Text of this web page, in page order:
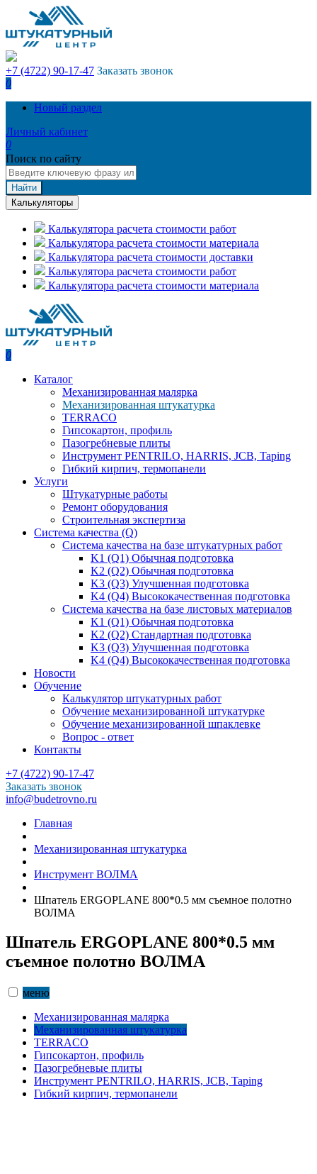
+7 (4722) 90-17-47 Заказать звонок
0
Новый раздел
Личный кабинет
0
Поиск по сайту
Найти
Калькуляторы
Калькулятора расчета стоимости работ
Калькулятора расчета стоимости материала
Калькулятора расчета стоимости доставки
Калькулятора расчета стоимости работ
Калькулятора расчета стоимости материала
0
Каталог
Механизированная малярка
Механизированная штукатурка
TERRACO
Гипсокартон, профиль
Пазогребневые плиты
Инструмент PENTRILO, HARRIS, JCB, Taping
Гибкий кирпич, термопанели
Услуги
Штукатурные работы
Ремонт оборудования
Строительная экспертиза
Система качества (Q)
Система качества на базе штукатурных работ
K1 (Q1) Обычная подготовка
K2 (Q2) Обычная подготовка
K3 (Q3) Улучшенная подготовка
K4 (Q4) Высококачественная подготовка
Система качества на базе листовых материалов
K1 (Q1) Обычная подготовка
K2 (Q2) Стандартная подготовка
K3 (Q3) Улучшенная подготовка
K4 (Q4) Высококачественная подготовка
Новости
Обучение
Калькулятор штукатурных работ
Обучение механизированной штукатурке
Обучение механизированной шпаклевке
Вопрос - ответ
Контакты
+7 (4722) 90-17-47
Заказать звонок
info@budetrovno.ru
Главная
Механизированная штукатурка
Инструмент ВОЛМА
Шпатель ERGOPLANE 800*0.5 мм съемное полотно
ВОЛМА
Шпатель ERGOPLANE 800*0.5 мм
съемное полотно ВОЛМА
меню
Механизированная малярка
Механизированная штукатурка
TERRACO
Гипсокартон, профиль
Пазогребневые плиты
Инструмент PENTRILO, HARRIS, JCB, Taping
Гибкий кирпич, термопанели